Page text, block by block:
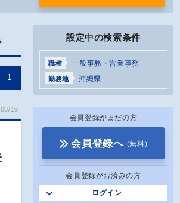
1
19
設定中の検索条件
職種 一般事務・営業事務
勤務地 沖縄県
会員登録がまだの方
会員登録へ (無料)
会員登録がお済みの方
ログイン